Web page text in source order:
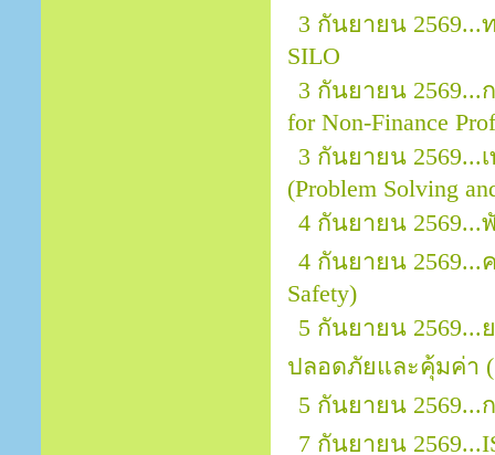
3 กันยายน
SILO
3 กันยายน 2569...
for Non-Finance
3 กันยายน
(Problem Solving
4 กันยายน
4 กันยายน 2569...
Safety)
5 กันยายน
ปลอดภัยและคุ้มค่า
5 กันยายน 2569...
7 กันยายน